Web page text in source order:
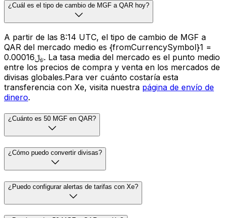
¿Cuál es el tipo de cambio de MGF a QAR hoy?
A partir de las 8:14 UTC, el tipo de cambio de MGF a
QAR del mercado medio es {fromCurrencySymbol}1 =
﷼0.00016. La tasa media del mercado es el punto medio
entre los precios de compra y venta en los mercados de
divisas globales.Para ver cuánto costaría esta
transferencia con Xe, visita nuestra página de envío de
dinero.
¿Cuánto es 50 MGF en QAR?
¿Cómo puedo convertir divisas?
¿Puedo configurar alertas de tarifas con Xe?